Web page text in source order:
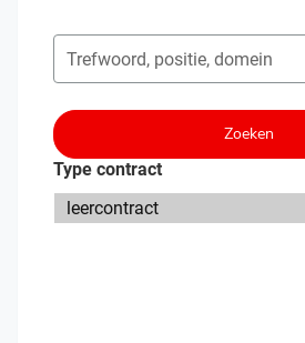
Zoeken naar open posities
Zoeken
Type contract